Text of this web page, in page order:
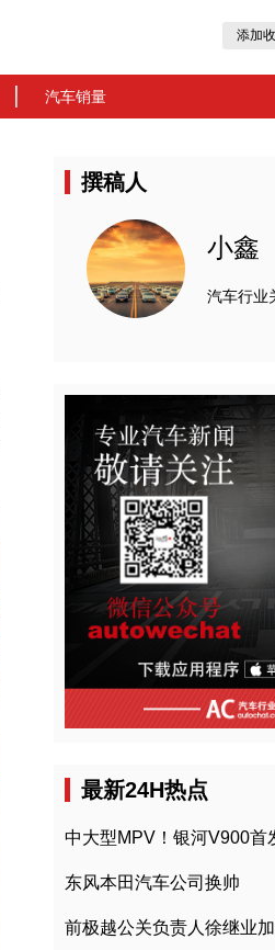
添加
汽车销量
撰稿人
小鑫
汽车行业
最新24H热点
中大型MPV！银河V900首
东风本田汽车公司换帅
前极越公关负责人徐继业